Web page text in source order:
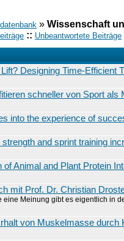
» Wissenschaft
:: Unbeantwortete Beiträge
Designing
schneller von Sport als
into the experience of
and sprint training
of Animal and Plant Protein
mit Prof. Dr. Christian
eine Meinung gibt es eigentlich in
von Muskelmasse durch